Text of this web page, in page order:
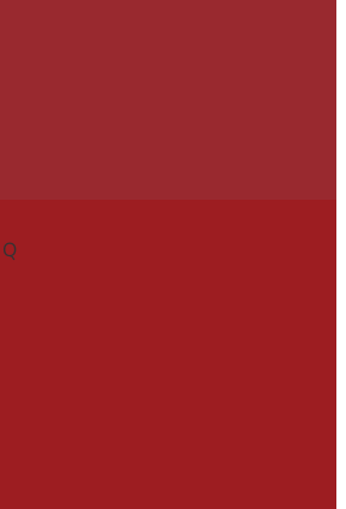
Q